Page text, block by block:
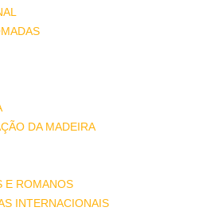
DA MADEIRA
E ROMANOS
INTERNACIONAIS